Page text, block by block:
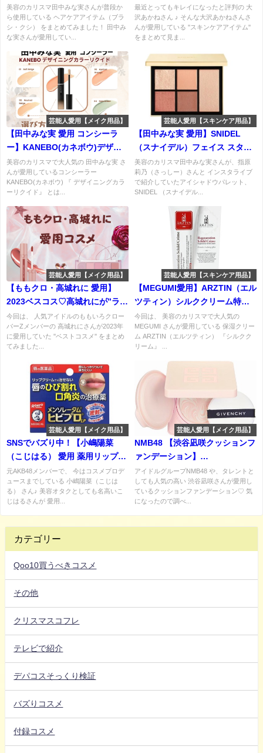
田中みな実さんサラサラの秘密
はこれ！
美容のカリスマ田中みな実さんが普段か
ら使用している ヘアケアアイテム（ブラ
シ・クシ） をまとめてみました！ 田中み
な実さんが愛用してい...
ンケア・メイクコスメまとめ
♡（美容液・パック・クリー
ム）など
最近とってもキレイになったと評判の 大
沢あかねさん ♪ そんな大沢あかねさんさ
んが愛用している ''スキンケアアイテム''
をまとめて見ま...
芸能人愛用【メイク用品】
【田中みな実 愛用 コンシーラ
ー】KANEBO(カネボウ)デザイ
ニングカラーリクイドの選び
方・使い方は！？田中みな実さ
ん愛用カラーも♡特徴・口コ
美容のカリスマで大人気の 田中みな実 さ
んが愛用しているコンシーラー
KANEBO(カネボウ) 『 デザイニングカラ
ーリクイド』 とは...
芸能人愛用【スキンケア用品】
【田中みな実 愛用】SNIDEL
（スナイデル）フェイス スタイ
リスト 01の口コミ・使用感・購
入先は？VOCE（ボーチェ）イン
スタライブで紹介
美容のカリスマ田中みな実さんが、指原
莉乃（さっしー）さんと インスタライブ
で紹介していたアイシャドウパレット、
SNIDEL （スナイデル...
芸能人愛用【メイク用品】
【ももクロ・高城れに 愛用】
2023ベスコス♡高城れにが”ライ
ブでも愛用”しているコスメと
は！？まとめ♡
今回は、 人気アイドルのももいろクロー
バーZメンバーの 高城れにさんが2023年
に愛用していた ''ベストコスメ'' をまとめ
てみました...
芸能人愛用【スキンケア用品】
【MEGUMI愛用】ARZTIN（エル
ツティン）シルククリーム特
徴・購入先・口コミなどまとめ
♡最強の再生クリーム！？
今回は、 美容のカリスマで大人気の
MEGUMI さんが愛用している 保湿クリー
ム ARZTIN（エルツティン） 『シルクク
リーム』 ...
芸能人愛用【メイク用品】
SNSでバズり中！【小嶋陽菜
（こじはる） 愛用 薬用リップ】
メンソレータム ヒビプロLPの口
コミ・購入先は？まとめ♡
元AKB48メンバーで、 今はコスメプロデ
ュースまでしている 小嶋陽菜（こじは
る） さん♪ 美容オタクとしても名高いこ
じはるさんが 愛用...
芸能人愛用【メイク用品】
NMB48 【渋谷凪咲クッションフ
ァンデーション】
GIVENCHY（ジバンシイ）スキ
ン PFCT コンパクト クリームの
特徴・口コミ・購入先は？
アイドルグループNMB48 や、タレントと
しても人気の高い 渋谷凪咲さんが愛用し
ているクッションファンデーション♡ 気
になったので調べ...
カテゴリー
Qoo10買うべきコスメ
その他
クリスマスコフレ
テレビで紹介
デパコスそっくり検証
バズりコスメ
付録コスメ